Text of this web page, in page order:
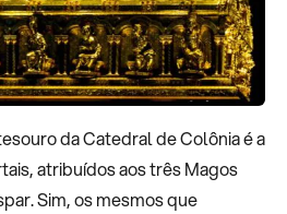
da Catedral de Colônia é a
atribuídos aos três Magos
Sim, os mesmos que